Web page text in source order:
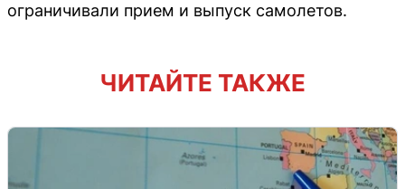
ограничивали прием и выпуск самолетов.
ЧИТАЙТЕ ТАКЖЕ